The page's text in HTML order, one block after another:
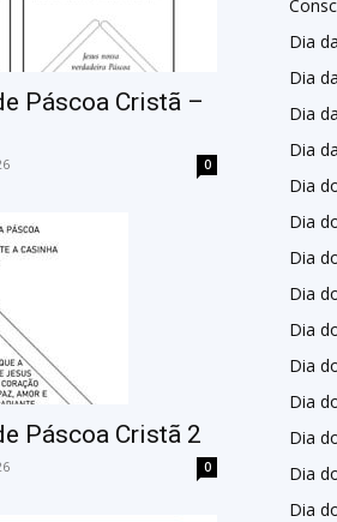
Páscoa Cristã –
0
Páscoa Cristã 2
0
Dia
Dia
Dia
Dia
Dia
Dia
Dia
Dia
Dia
Dia
Dia
Dia
Dia
Dia